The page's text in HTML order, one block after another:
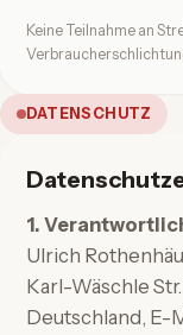
Keine Teilnahme an
DATENSCHUTZ
1.
Ulrich
Karl-Wäschle
Deutschland, E-